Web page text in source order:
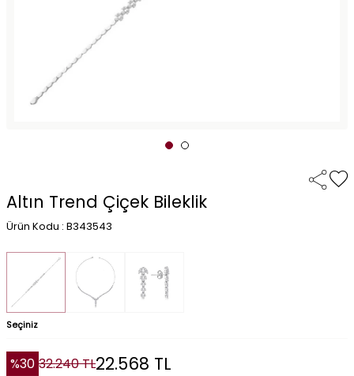
Altın Trend Çiçek Bileklik
Ürün Kodu : B343543
Seçiniz
%30 32.240TL22.568 TL